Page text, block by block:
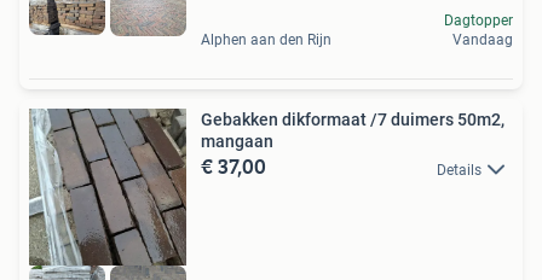
Alphen aan den Rijn
Dagtopper
Vandaag
Gebakken dikformaat /7 duimers 50m2,
mangaan
€ 37,00 Details